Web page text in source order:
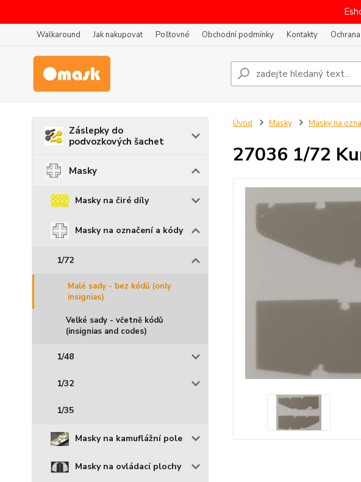
Walkaround Jak nakupovat Poštovné Obchodní podmínky Kontakty
Záslepky do
podvozkových šachet
Masky
Masky na čiré díly
Masky na označení a kódy
1/72
Malé sady - bez kódů (only
insignias)
Velké sady - včetně kódů
(insignias and codes)
1/48
1/32
1/35
Masky na kamuflážní pole
Masky na ovládací plochy
Úvod Masky Masky na
27036 1/72